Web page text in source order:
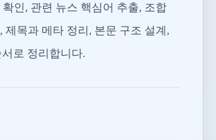
인, 관련 뉴스 핵심어 추출, 조합
제목과 메타 정리, 본문 구조 설계,
로 정리합니다.